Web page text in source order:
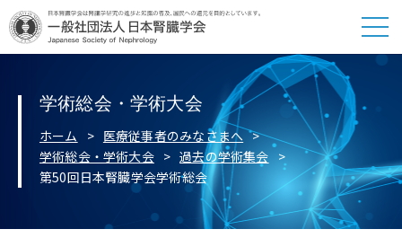
学術総会・学術大会
ホーム
医療従事者のみなさまへ
学術総会・学術大会
過去の学術集会
第50回日本腎臓学会学術総会